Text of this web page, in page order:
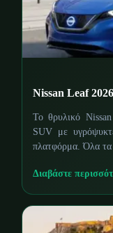
Nissan Leaf
Το θρυλικό
SUV με
πλατφόρμα. Όλα τα
Διαβάστε